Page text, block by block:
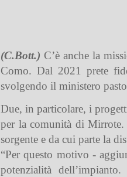
(C.Bott.) C’è anche la
Como. Dal 2021 prete
svolgendo il ministero
Due, in particolare, i
per la comunità di Mirrote.
sorgente e da cui parte la
“Per questo motivo -
potenzialità